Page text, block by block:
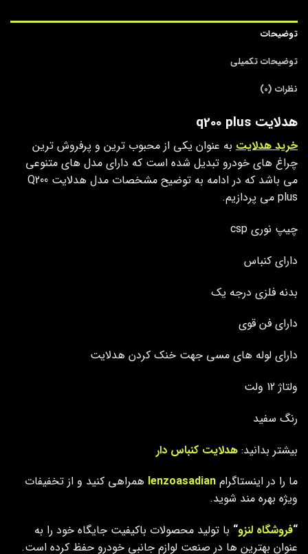
توضیحات
توضیحات تکمیلی
نظرات (0)
هدلایت q200 plus
خرید هدلایت به عنوان یکی از محبوب ترین و پرفروش ترین
چراغ های خودرو تبدیل شده است که دارای مدل های متنوعی
می باشد که در ادامه به توضیح مشخصات مدل هدلایت Q200
plus می پردازیم.
چیپ نوری csp
دارای کنباس
بدنه فلزی درجه یک
دارای فن قوی
دارای لوله های مسی جهت خنک کردن هدلایت
ولتاژ 12 ولت
رنگ سفید
بیشتر بدانید: هدلایت کنباس دار
ما را در اینستاگرام lenzoasadian همراهی کنید و از تخفیفات
ویژه بهره مند شوید.
“فروشگاه لنزو“ با تولید محصولات باکیفیت جایگاه خود را به
عنوان بهترین ها در صنعت لوازم جانبی خودرو حفظ کرده است.